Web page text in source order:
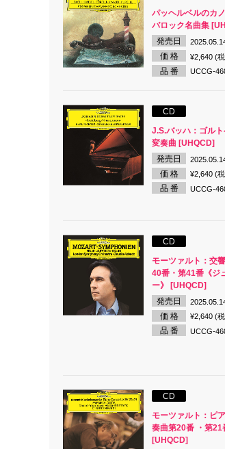
パッヘルベルのカ
バロック名曲集
発売日
価 格 ¥2,640 (
品 番 UCCG-
CD
J.S.バッハ：ゴルト
変奏曲 [UHQCD]
発売日
価 格 ¥2,640 (
品 番 UCCG-
CD
モーツァルト：交
40番・第41番《ジ
ー》 [UHQCD]
発売日
価 格 ¥2,640 (
品 番 UCCG-
CD
モーツァルト：ピ
奏曲第20番 ・第21
[UHQCD]